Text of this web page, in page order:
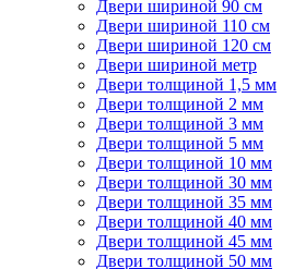
Двери шириной 90 см
Двери шириной 110 см
Двери шириной 120 см
Двери шириной метр
Двери толщиной 1,5 мм
Двери толщиной 2 мм
Двери толщиной 3 мм
Двери толщиной 5 мм
Двери толщиной 10 мм
Двери толщиной 30 мм
Двери толщиной 35 мм
Двери толщиной 40 мм
Двери толщиной 45 мм
Двери толщиной 50 мм